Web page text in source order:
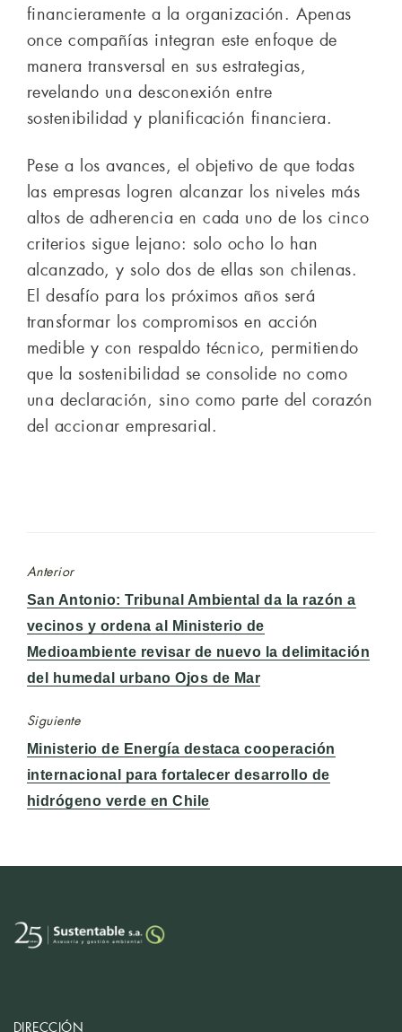
financieramente a la organización. Apenas
once compañías integran este enfoque de
manera transversal en sus estrategias,
revelando una desconexión entre
sostenibilidad y planificación financiera.
Pese a los avances, el objetivo de que todas
las empresas logren alcanzar los niveles más
altos de adherencia en cada uno de los cinco
criterios sigue lejano: solo ocho lo han
alcanzado, y solo dos de ellas son chilenas.
El desafío para los próximos años será
transformar los compromisos en acción
medible y con respaldo técnico, permitiendo
que la sostenibilidad se consolide no como
una declaración, sino como parte del corazón
del accionar empresarial.
Anterior
Entrada
anterior:
San Antonio: Tribunal Ambiental da la razón a
vecinos y ordena al Ministerio de
Medioambiente revisar de nuevo la delimitación
del humedal urbano Ojos de Mar
Siguiente
Entrada
siguiente:
Ministerio de Energía destaca cooperación
internacional para fortalecer desarrollo de
hidrógeno verde en Chile
DIRECCIÓN